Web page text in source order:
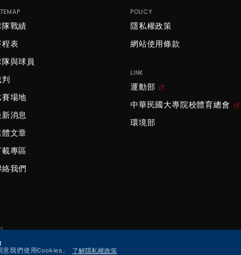
隊戰績
表
與球員
賽場地
新消息
體文章
載專區
我們
POLICY
隱私權政策
網站使用條款
LINK
運動部
中華民國大專院校體育總會
環境部
我們使用Cookies。 了解隱私權政策